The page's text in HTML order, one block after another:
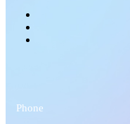
Phone